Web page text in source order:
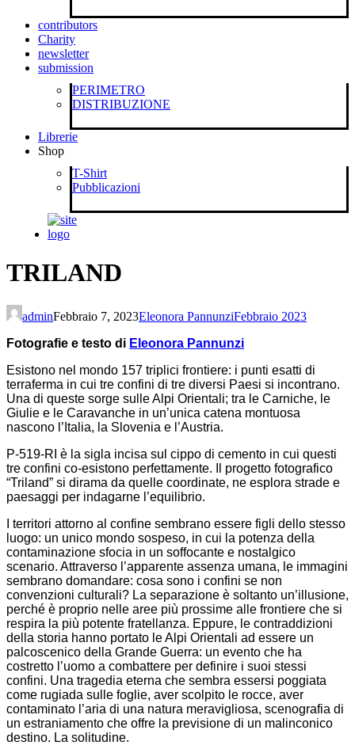
contributors
Charity
newsletter
submission
PERIMETRO
DISTRIBUZIONE
Librerie
Shop
T-Shirt
Pubblicazioni
TRILAND
adminFebbraio 7, 2023Eleonora PannunziFebbraio 2023
Fotografie e testo di Eleonora Pannunzi
Esistono nel mondo 157 triplici frontiere: i punti esatti di
terraferma in cui tre confini di tre diversi Paesi si incontrano.
Una di queste sorge sulle Alpi Orientali; tra le Carniche, le
Giulie e le Caravanche in un’unica catena montuosa
nascono l’Italia, la Slovenia e l’Austria.
P-519-RI è la sigla incisa sul cippo di cemento in cui questi
tre confini co-esistono perfettamente. Il progetto fotografico
“Triland” si dirama da quelle coordinate, ne esplora strade e
paesaggi per indagarne l’equilibrio.
I territori attorno al confine sembrano essere figli dello stesso
luogo: un unico mondo sospeso, in cui la potenza della
contaminazione sfocia in un soffocante e nostalgico
scenario. Attraverso l’apparente assenza umana, le immagini
sembrano domandare: cosa sono i confini se non
convenzioni culturali? La separazione è soltanto un’illusione,
perché è proprio nelle aree più prossime alle frontiere che si
respira la più potente fratellanza. Eppure, le contraddizioni
della storia hanno portato le Alpi Orientali ad essere un
palcoscenico della Grande Guerra: un evento che ha
costretto l’uomo a combattere per definire i suoi stessi
confini. Una tragedia eterna che sembra essersi poggiata
come rugiada sulle foglie, aver scolpito le rocce, aver
contaminato l’aria di una natura meravigliosa, scenografia di
un estraniamento che offre la previsione di un malinconico
destino. La solitudine.